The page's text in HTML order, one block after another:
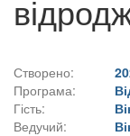
Створено:
Програма:
Гість:
Ведучий: